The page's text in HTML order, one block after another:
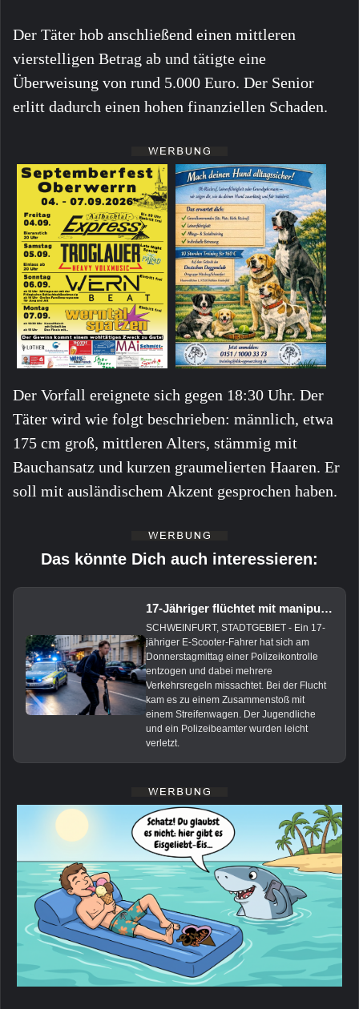
Der Täter hob anschließend einen mittleren
vierstelligen Betrag ab und tätigte eine
Überweisung von rund 5.000 Euro. Der Senior
erlitt dadurch einen hohen finanziellen Schaden.
Der Vorfall ereignete sich gegen 18:30 Uhr. Der
Täter wird wie folgt beschrieben: männlich, etwa
175 cm groß, mittleren Alters, stämmig mit
Bauchansatz und kurzen graumelierten Haaren. Er
soll mit ausländischem Akzent gesprochen haben.
Das könnte Dich auch interessieren:
17-Jähriger flüchtet mit manipuliertem E-Scooter vor Polizei
SCHWEINFURT, STADTGEBIET - Ein 17-
jähriger E-Scooter-Fahrer hat sich am
Donnerstagmittag einer Polizeikontrolle
entzogen und dabei mehrere
Verkehrsregeln missachtet. Bei der Flucht
kam es zu einem Zusammenstoß mit
einem Streifenwagen. Der Jugendliche
und ein Polizeibeamter wurden leicht
verletzt.